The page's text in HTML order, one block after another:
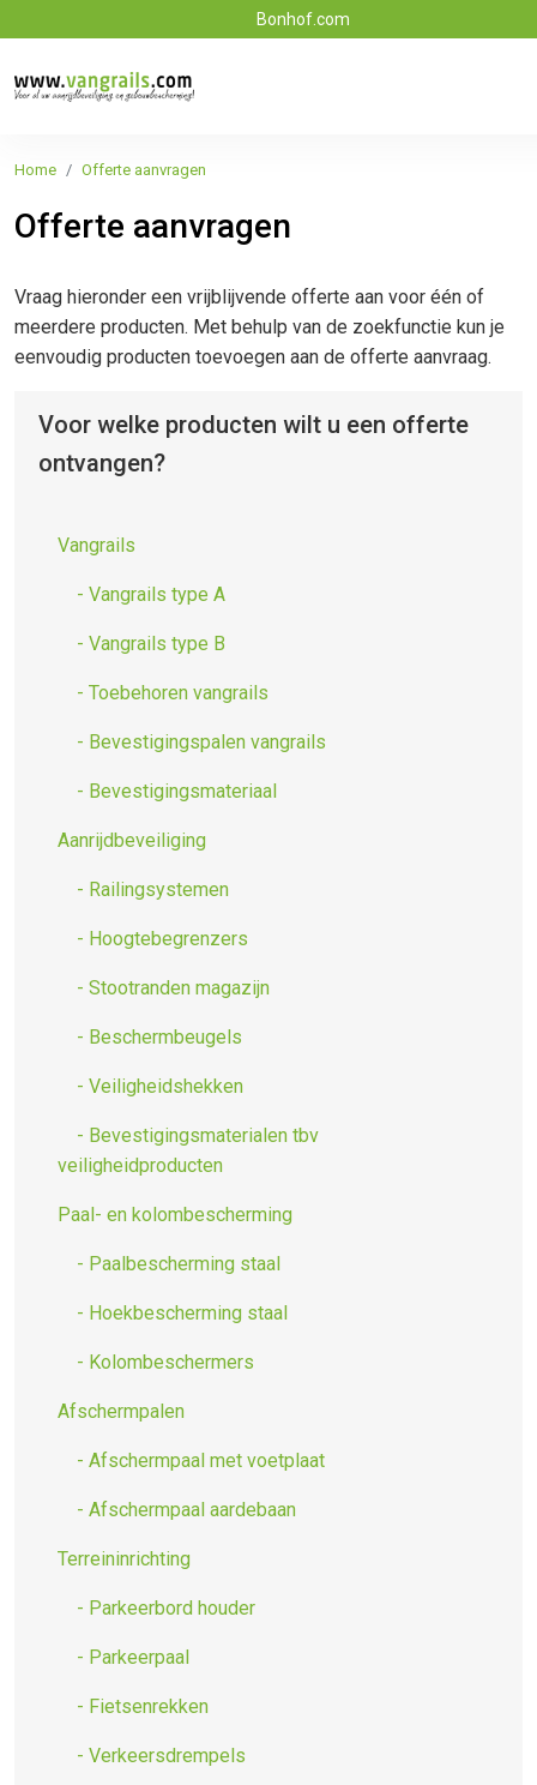
Bonhof.com
Home Offerte aanvragen
Offerte aanvragen
Vraag hieronder een vrijblijvende offerte aan voor één of
meerdere producten. Met behulp van de zoekfunctie kun je
eenvoudig producten toevoegen aan de offerte aanvraag.
Voor welke producten wilt u een offerte
ontvangen?
Vangrails
- Vangrails type A
- Vangrails type B
- Toebehoren vangrails
- Bevestigingspalen vangrails
- Bevestigingsmateriaal
Aanrijdbeveiliging
- Railingsystemen
- Hoogtebegrenzers
- Stootranden magazijn
- Beschermbeugels
- Veiligheidshekken
- Bevestigingsmaterialen tbv
veiligheidproducten
Paal- en kolombescherming
- Paalbescherming staal
- Hoekbescherming staal
- Kolombeschermers
Afschermpalen
- Afschermpaal met voetplaat
- Afschermpaal aardebaan
Terreininrichting
- Parkeerbord houder
- Parkeerpaal
- Fietsenrekken
- Verkeersdrempels